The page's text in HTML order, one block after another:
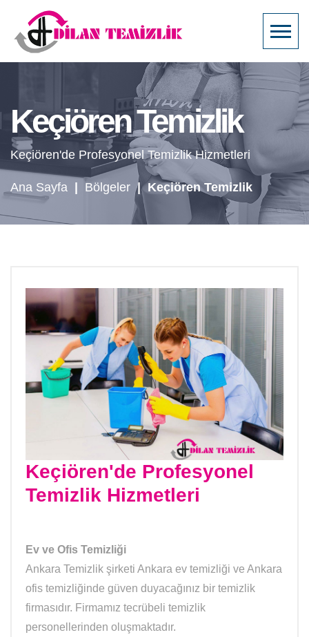
Keçiören Temizlik
Keçiören'de Profesyonel Temizlik Hizmetleri
Ana Sayfa Bölgeler | Keçiören Temizlik
Keçiören'de Profesyonel
Temizlik Hizmetleri
Ev ve Ofis Temizliği
Ankara Temizlik şirketi Ankara ev temizliği ve Ankara
ofis temizliğinde güven duyacağınız bir temizlik
firmasıdır. Firmamız tecrübeli temizlik
personellerinden oluşmaktadır.